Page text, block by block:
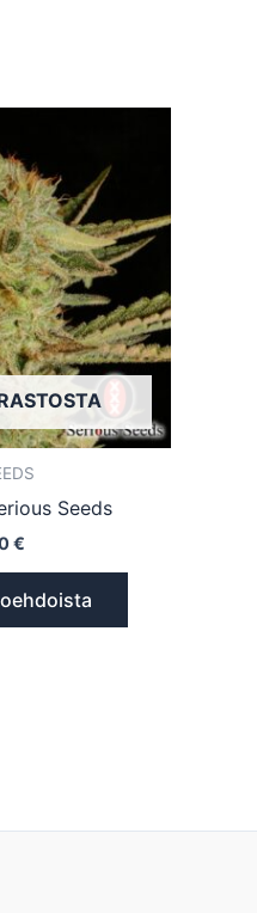
Seeds
€
useampi
muunnelma.
tehdä
valinnat
tuotteen